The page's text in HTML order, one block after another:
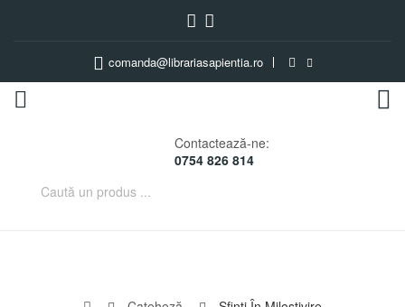
comanda@librariasapientia.ro
Contactează-ne:
0754 826 814